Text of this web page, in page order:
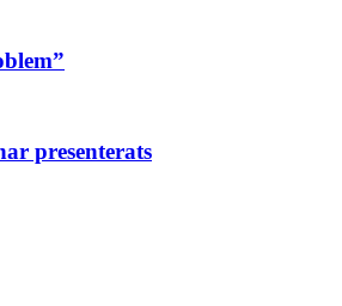
presenterats